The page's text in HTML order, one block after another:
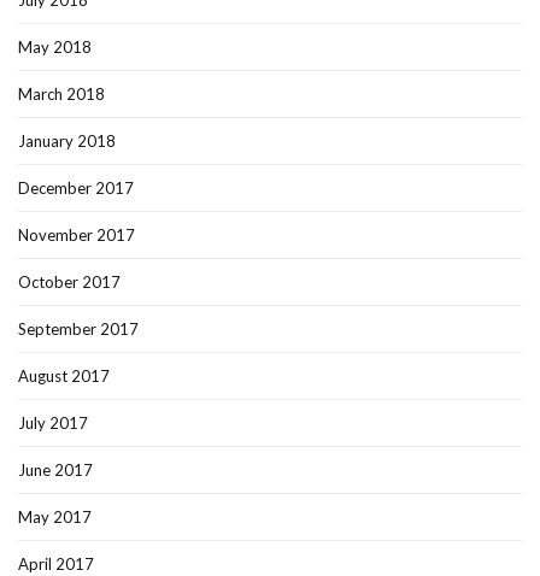
May 2018
March 2018
January 2018
December 2017
November 2017
October 2017
September 2017
August 2017
July 2017
June 2017
May 2017
April 2017